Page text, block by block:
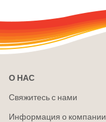
О НАС
Свяжитесь с нами
Информация о компании